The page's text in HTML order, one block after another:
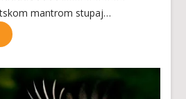
mantrom stupaj…